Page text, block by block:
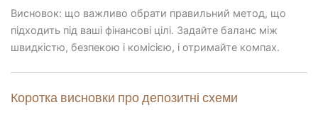
Висновок: що важливо обрати правильний метод, що
підходить під ваші фінансові цілі. Задайте баланс між
швидкістю, безпекою і комісією, і отримайте компах.
Коротка висновки про депозитні схеми